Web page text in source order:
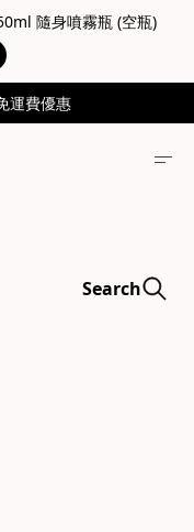
隨身噴霧瓶 (空瓶)
運費優惠
Search